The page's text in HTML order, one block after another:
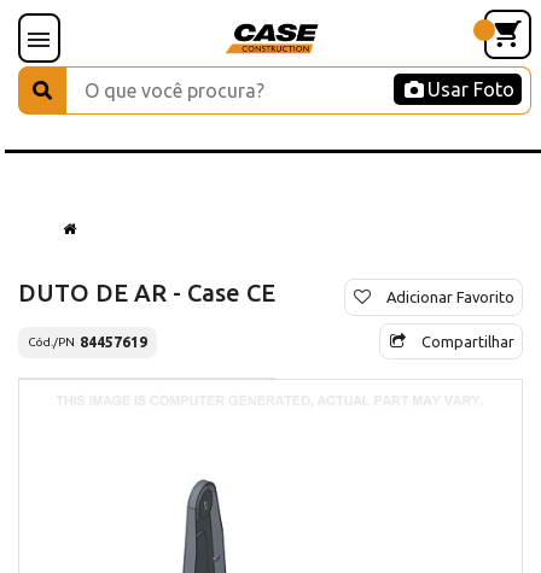
Usar Foto
DUTO DE AR - Case CE
Cód./PN 84457619
Adicionar Favorito
Compartilhar